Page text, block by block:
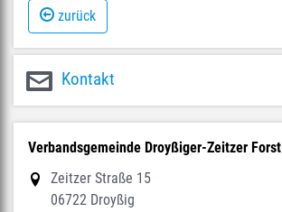
zurück
Kontakt
Verbandsgemeinde Droyßiger-Zeitzer Forst
Zeitzer Straße 15
06722 Droyßig